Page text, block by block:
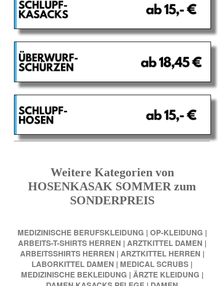
Weitere Kategorien von
HOSENKASAK SOMMER zum
SONDERPREIS
MEDIZINISCHE BERUFSKLEIDUNG | OP-KLEIDUNG |
ARBEITS-T-SHIRTS HERREN | ARZTKITTEL DAMEN |
ARBEITSSHIRTS HERREN | ARZTKITTEL HERREN |
LABORKITTEL DAMEN | MEDICAL SCRUBS |
MEDIZINISCHE BEKLEIDUNG | ÄRZTE KLEIDUNG |